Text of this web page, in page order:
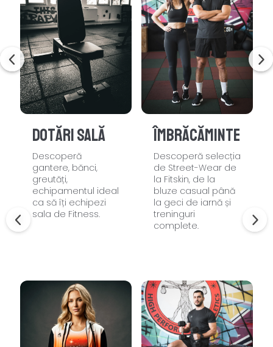
Dotări sală
Descoperă
gantere, bănci,
greutăți,
echipamentul ideal
ca să îți echipezi
sala de Fitness.
Îmbrăcăminte
Descoperă selecția
de Street-Wear de
la Fitskin, de la
bluze casual până
la geci de iarnă și
treninguri
complete.